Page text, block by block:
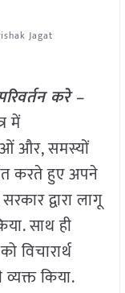
Jagat
करे –
में
और, समस्यों
करते हुए अपने
द्वारा लागू
साथ ही
विचारार्थ
किया.